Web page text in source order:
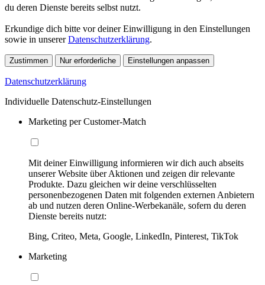
du deren Dienste bereits selbst nutzt.
Erkundige dich bitte vor deiner Einwilligung in den Einstellungen
sowie in unsererDatenschutzerklärung.
Zustimmen Nur erforderliche Einstellungen anpassen
Datenschutzerklärung
Individuelle Datenschutz-Einstellungen
Marketing per Customer-Match
Mit deiner Einwilligung informieren wir dich auch abseits
unserer Website über Aktionen und zeigen dir relevante
Produkte. Dazu gleichen wir deine verschlüsselten
personenbezogenen Daten mit folgenden externen Anbietern
ab und nutzen deren Online-Werbekanäle, sofern du deren
Dienste bereits nutzt:
Bing, Criteo, Meta, Google, LinkedIn, Pinterest, TikTok
Marketing